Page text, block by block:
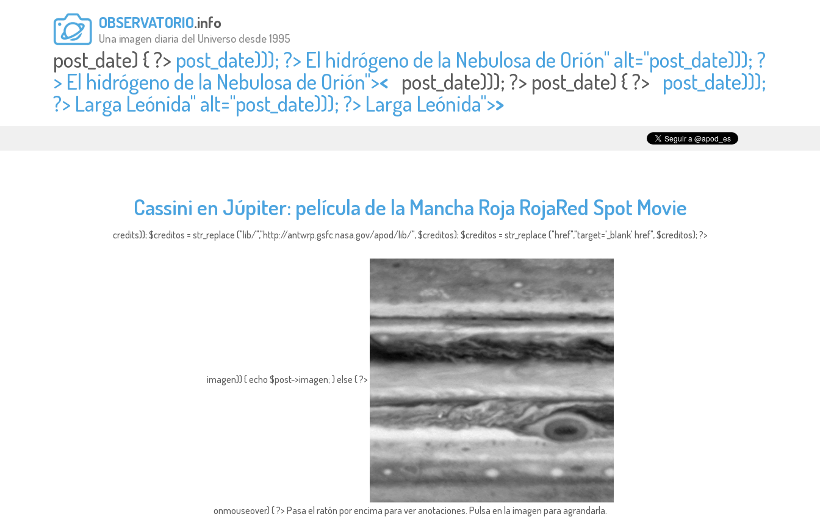
OBSERVATORIO.info
Una imagen diaria del Universo desde 1995
post_date) { ?> post_date))); ?> El hidrógeno de la Nebulosa de Orión" alt="post_date))); ?
> El hidrógeno de la Nebulosa de Orión">< post_date))); ?> post_date) { ?> post_date)));
?> Larga Leónida" alt="post_date))); ?> Larga Leónida">>
Cassini en Júpiter: película de la Mancha Roja RojaRed Spot Movie
credits)); $creditos = str_replace ("lib/","http://antwrp.gsfc.nasa.gov/apod/lib/", $creditos); $creditos = str_replace ("href","target='_blank' href", $creditos); ?>
imagen)) { echo $post->imagen; } else { ?>
onmouseover) { ?> Pasa el ratón por encima para ver anotaciones. Pulsa en la imagen para agrandarla.